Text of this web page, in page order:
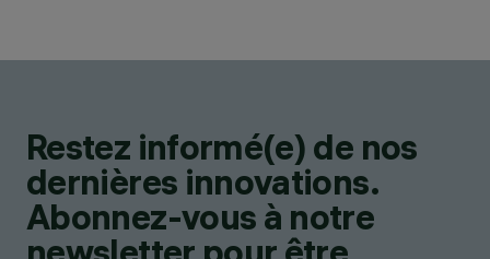
Restez informé(e) de nos
dernières innovations.
Abonnez-vous à notre